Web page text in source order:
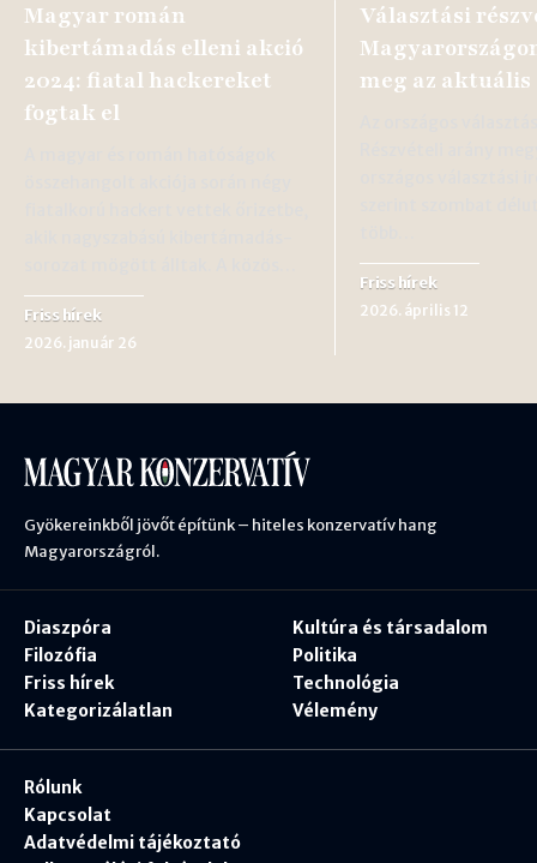
Magyar román
kibertámadás elleni akció
2024: fiatal hackereket
fogtak el
Friss hírek
2026. január 26
Választási
meg az
Friss hírek
2026. április 12
Gyökereinkből jövőt építünk – hiteles konzervatív hang
Magyarországról.
Diaszpóra
Filozófia
Friss hírek
Kategorizálatlan
Kultúra és társadalom
Politika
Technológia
Vélemény
Rólunk
Kapcsolat
Adatvédelmi tájékoztató